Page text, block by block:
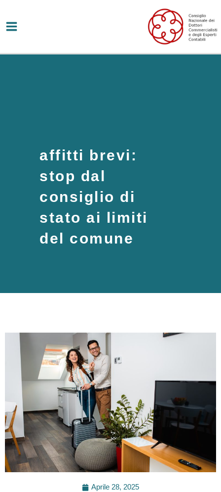
contenuto
affitti brevi:
stop dal
consiglio di
stato ai limiti
del comune
Aprile 28, 2025